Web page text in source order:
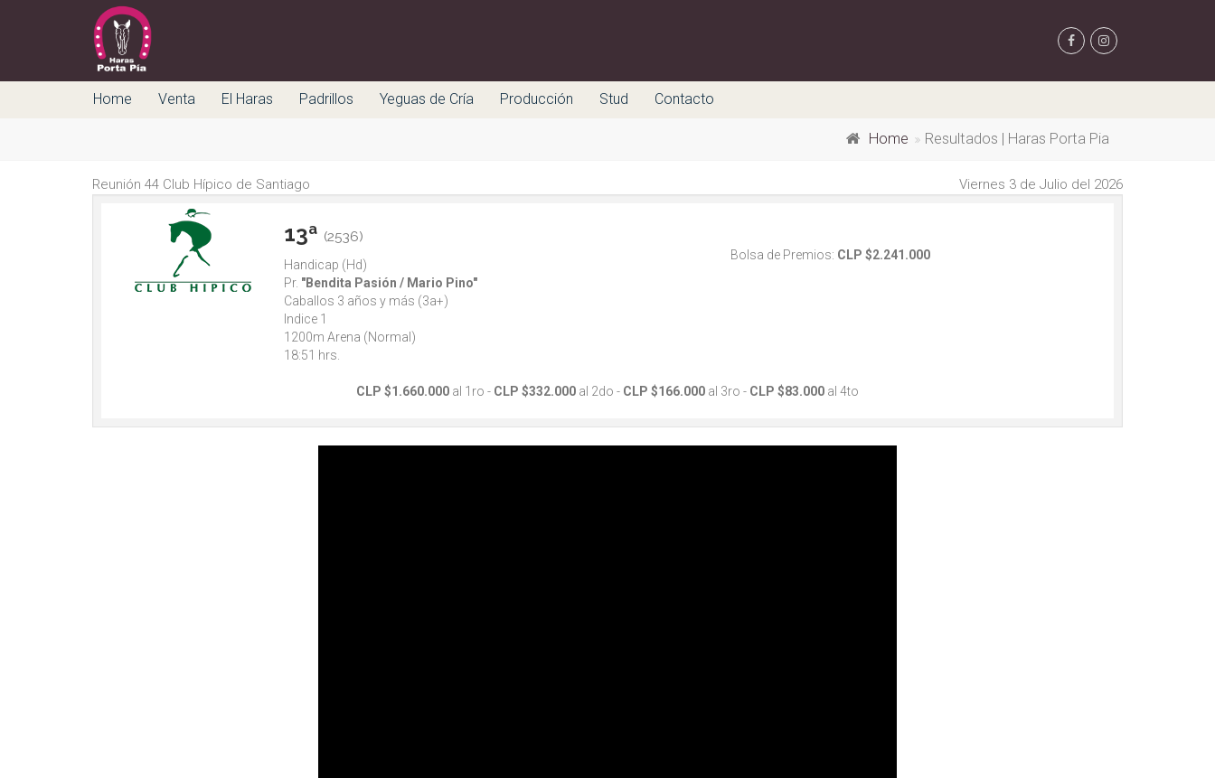
Home Venta El Haras Padrillos Yeguas de Cría Producción Stud Contacto
Home Resultados | Haras Porta Pia
Reunión 44 Club Hípico de Santiago Viernes 3 de Julio del 2026
13ª (2536)
Handicap (Hd)
Pr. "Bendita Pasión / Mario Pino"
Caballos 3 años y más (3a+)
Indice 1
1200m Arena (Normal)
18:51 hrs.
Bolsa de Premios: CLP $2.241.000
CLP $1.660.000 al 1ro - CLP $332.000 al 2do - CLP $166.000 al 3ro - CLP $83.000 al 4to